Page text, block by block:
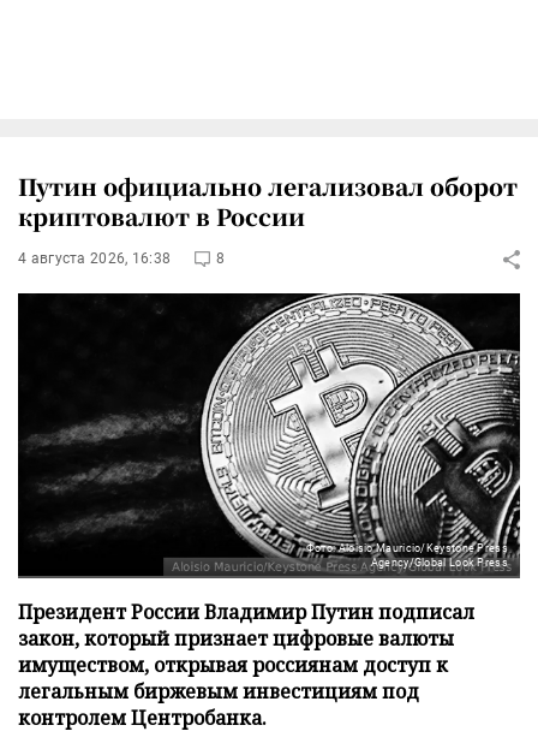
Путин официально легализовал оборот
криптовалют в России
4 августа 2026, 16:38 8
Фото: Aloisio Mauricio/Keystone Press
Agency/Global Look Press
Президент России Владимир Путин подписал
закон, который признает цифровые валюты
имуществом, открывая россиянам доступ к
легальным биржевым инвестициям под
контролем Центробанка.